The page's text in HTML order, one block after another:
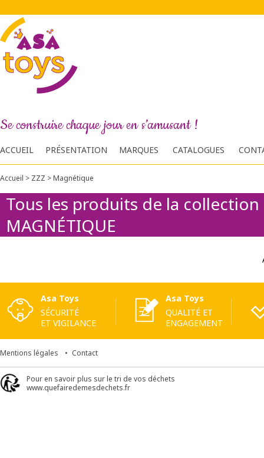
Se construire chaque jour en s’amusant !
ACCUEIL PRÉSENTATION MARQUES CATALOGUES
Accueil > ZZZ >Magnétique
Tous les produits de la collection
MAGNÉTIQUE
Asa Toys
SÉCURITÉ
ET VIGILANCE
Asa Toys
QUALITÉ ET
ENGAGEMENT
Mentions légales Contact
Pour en savoir plus sur le tri de vos déchets
www.quefairedemesdechets.fr